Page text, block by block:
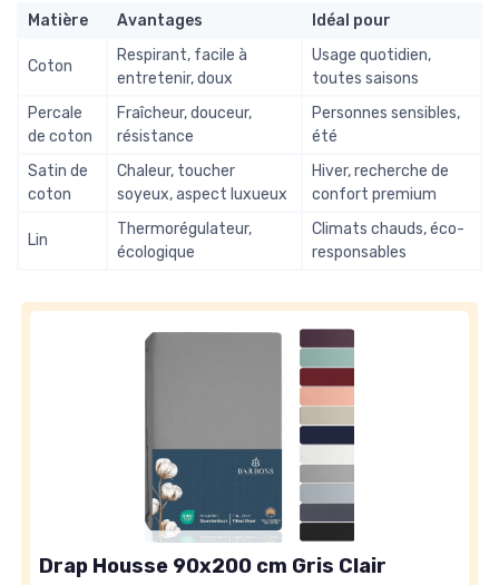
Matière Avantages Idéal pour
Coton
Respirant, facile à
entretenir, doux
Usage quotidien,
toutes saisons
Percale
de coton
Fraîcheur, douceur,
résistance
Personnes sensibles,
été
Satin de
coton
Chaleur, toucher
soyeux, aspect luxueux
Hiver, recherche de
confort premium
Lin
Thermorégulateur,
écologique
Climats chauds, éco-
responsables
Drap Housse 90x200 cm Gris Clair